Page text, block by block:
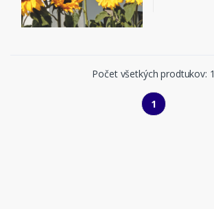
Počet všetkých prodtukov: 1
1